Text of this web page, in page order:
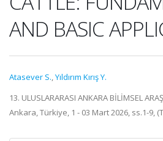
AND BASIC
Atasever S.,Yıldırım Kırış Y.
13. ULUSLARARASI ANKARA BİLİMSEL
Ankara, Türkiye, 1 - 03 Mart 2026, ss.1-9,